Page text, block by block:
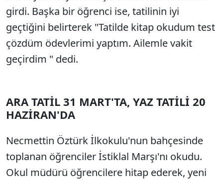
girdi. Başka bir öğrenci ise, tatilinin iyi
geçtiğini belirterek "Tatilde kitap okudum test
çözdüm ödevlerimi yaptım. Ailemle vakit
geçirdim " dedi.
ARA TATİL 31 MART'TA, YAZ TATİLİ 20
HAZİRAN'DA
Necmettin Öztürk İlkokulu'nun bahçesinde
toplanan öğrenciler İstiklal Marşı'nı okudu.
Okul müdürü öğrencilere hitap ederek, yeni